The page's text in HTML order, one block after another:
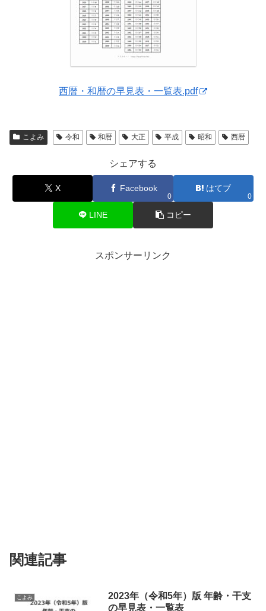
西暦・和暦の早見表・一覧表.pdf
こよみ 令和 和暦 大正 平成 昭和 西暦
シェアする
X Facebook
0
はてブ
0
LINE コピー
スポンサーリンク
関連記事
こよみ
2023年（令和5年）版 年齢・干支
の早見表・一覧表